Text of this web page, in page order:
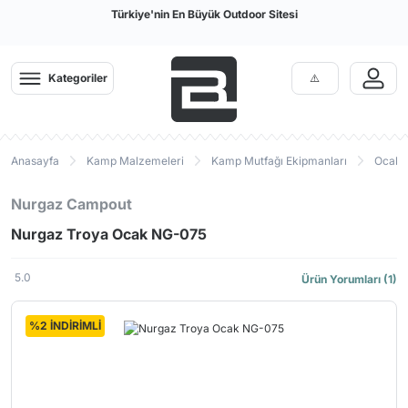
Türkiye'nin En Büyük Outdoor Sitesi
Kategoriler
Anasayfa Kamp Malzemeleri Kamp Mutfağı Ekipmanları Ocak
Nurgaz Campout
Nurgaz Troya Ocak NG-075
5.0 Ürün Yorumları (1)
%2 İNDİRİMLİ